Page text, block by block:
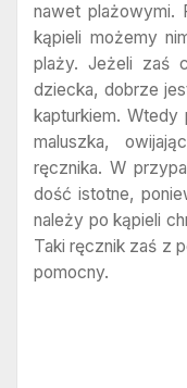
nawet
kąpieli możemy
plaży. Jeżeli zaś
dziecka, dobrze
kapturkiem. Wtedy
maluszka,
ręcznika. W
dość istotne,
należy po kąpieli
Taki ręcznik zaś z
pomocny.